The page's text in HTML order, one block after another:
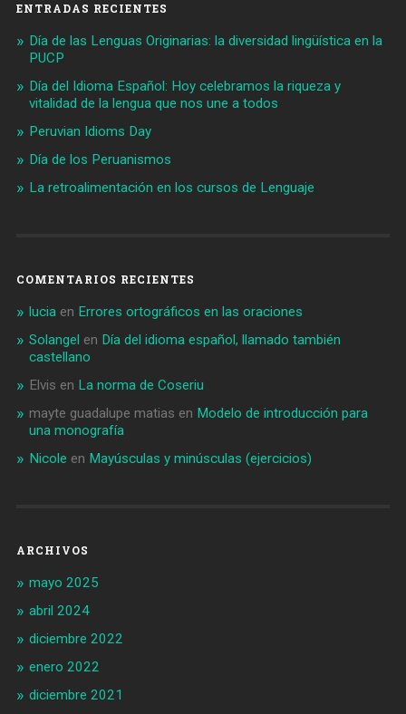
ENTRADAS RECIENTES
Día de las Lenguas Originarias: la diversidad lingüística en la
PUCP
Día del Idioma Español: Hoy celebramos la riqueza y
vitalidad de la lengua que nos une a todos
Peruvian Idioms Day
Día de los Peruanismos
La retroalimentación en los cursos de Lenguaje
COMENTARIOS RECIENTES
luciaen Errores ortográficos en las oraciones
Solangel en Día del idioma español, llamado también
castellano
Elvis en La norma de Coseriu
mayte guadalupe matias en Modelo de introducción para
una monografía
Nicole en Mayúsculas y minúsculas (ejercicios)
ARCHIVOS
mayo 2025
abril 2024
diciembre 2022
enero 2022
diciembre 2021